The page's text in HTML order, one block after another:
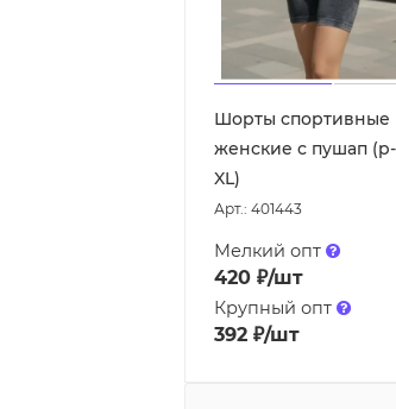
Шорты спортивные
женские с пушап
XL)
Арт.: 401443
Мелкий опт
420 ₽/шт
Крупный опт
392 ₽/шт